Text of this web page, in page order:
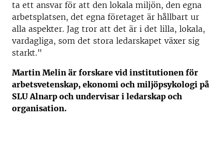
ta ett ansvar för att den lokala miljön, den egna
arbetsplatsen, det egna företaget är hållbart ur
alla aspekter. Jag tror att det är i det lilla, lokala,
vardagliga, som det stora ledarskapet växer sig
starkt."
Martin Melin är forskare vid institutionen för
arbetsvetenskap, ekonomi och miljöpsykologi på
SLU Alnarp och undervisar i ledarskap och
organisation.